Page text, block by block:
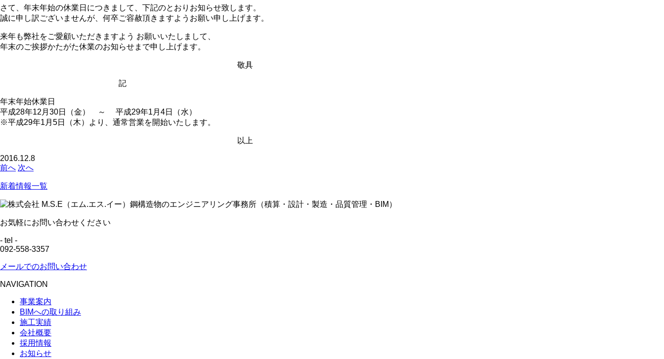
さて、年末年始の休業日につきまして、下記のとおりお知らせ致します。
誠に申し訳ございませんが、何卒ご容赦頂きますようお願い申し上げます。
来年も弊社をご愛顧いただきますよう お願いいたしまして、
年末のご挨拶かたがた休業のお知らせまで申し上げます。
敬具
記
年末年始休業日
平成28年12月30日（金） ～ 平成29年1月4日（水）
※平成29年1月5日（木）より、通常営業を開始いたします。
以上
2016.12.8
前へ 次へ
新着情報一覧
お気軽にお問い合わせください
- tel -
092-558-3357
メールでのお問い合わせ
NAVIGATION
事業案内
BIMへの取り組み
施工実績
会社概要
採用情報
お知らせ